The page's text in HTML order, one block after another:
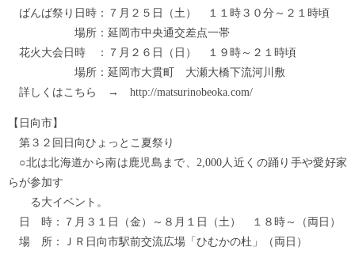
ばんば祭り日時：７月２５日（土） １１時３０分～２１時頃
場所：延岡市中央通交差点一帯
花火大会日時 ：７月２６日（日） １９時～２１時頃
場所：延岡市大貫町 大瀬大橋下流河川敷
詳しくはこちら → http://matsurinobeoka.com/
【日向市】
第３２回日向ひょっとこ夏祭り
○北は北海道から南は鹿児島まで、2,000人近くの踊り手や愛好家
らが参加す
る大イベント。
日 時：７月３１日（金）～８月１日（土） １８時～（両日）
場 所：ＪＲ日向市駅前交流広場「ひむかの杜」（両日）